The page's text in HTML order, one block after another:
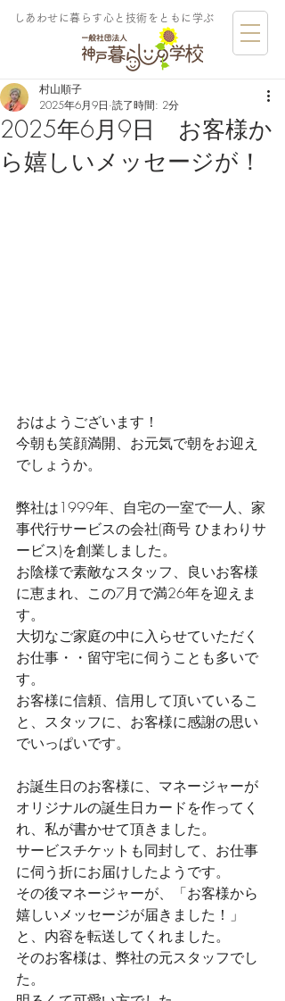
しあわせに暮らす​心と技術をともに学ぶ
2025年6月9日 お客様か
ら嬉しいメッセージが！
村山順子
2025年6月9日 読了時間: 2分
おはようございます！
今朝も笑顔満開、お元気で朝をお迎え
でしょうか。
弊社は1999年、自宅の一室で一人、家
事代行サービスの会社(商号 ひまわりサ
ービス)を創業しました。
お陰様で素敵なスタッフ、良いお客様
に恵まれ、この7月で満26年を迎えま
す。
大切なご家庭の中に入らせていただく
お仕事・・留守宅に伺うことも多いで
す。
お客様に信頼、信用して頂いているこ
と、スタッフに、お客様に感謝の思い
でいっぱいです。
お誕生日のお客様に、マネージャーが
オリジナルの誕生日カードを作ってく
れ、私が書かせて頂きました。
サービスチケットも同封して、お仕事
に伺う折にお届けしたようです。
その後マネージャーが、「お客様から
嬉しいメッセージが届きました！」
と、内容を転送してくれました。
そのお客様は、弊社の元スタッフでし
た。